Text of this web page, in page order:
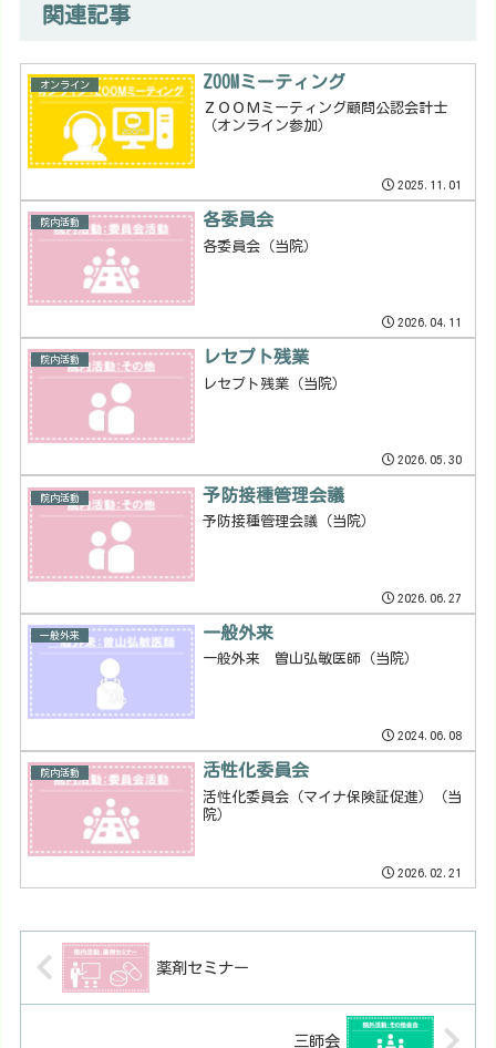
関連記事
オンライン ZOOMミーティング
ＺＯＯＭミーティング顧問公認会計士
（オンライン参加）
2025.11.01
院内活動 各委員会
各委員会（当院）
2026.04.11
院内活動 レセプト残業
レセプト残業（当院）
2026.05.30
院内活動 予防接種管理会議
予防接種管理会議（当院）
2026.06.27
一般外来 一般外来
一般外来 曽山弘敏医師（当院）
2024.06.08
院内活動 活性化委員会
活性化委員会（マイナ保険証促進）（当
院）
2026.02.21
薬剤セミナー
三師会